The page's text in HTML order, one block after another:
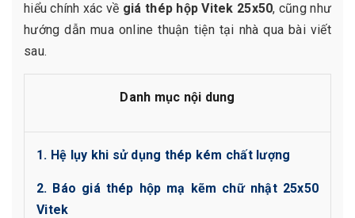
hiểu chính xác về giá thép hộp Vitek 25x50, cũng như
hướng dẫn mua online thuận tiện tại nhà qua bài viết
sau.
Danh mục nội dung
1. Hệ lụy khi sử dụng thép kém chất lượng
2. Báo giá thép hộp mạ kẽm chữ nhật 25x50
Vitek